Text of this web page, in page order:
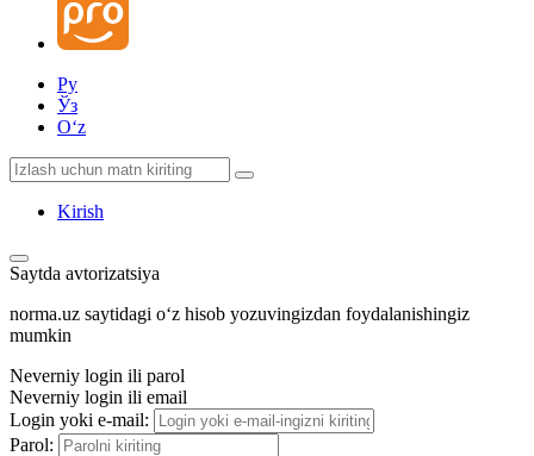
Ру
Ўз
Oʻz
Kirish
Saytda avtorizatsiya
norma.uz saytidagi oʻz hisob yozuvingizdan foydalanishingiz
mumkin
Neverniy login ili parol
Neverniy login ili email
Login yoki e-mail:
Parol: